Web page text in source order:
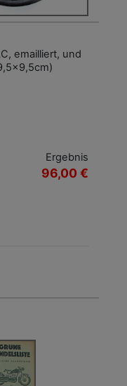
emailliert, und
Ergebnis
96,00 €